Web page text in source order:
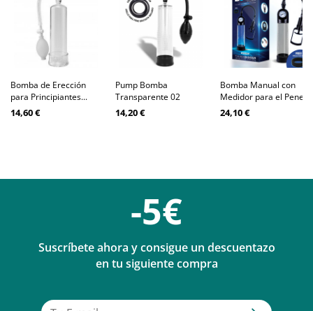
Bomba de Erección
para Principiantes...
14,60 €
Pump Bomba
Transparente 02
14,20 €
Bomba Manual con
Medidor para el Pene...
24,10 €
-5€
Suscríbete ahora y consigue un descuentazo
en tu siguiente compra